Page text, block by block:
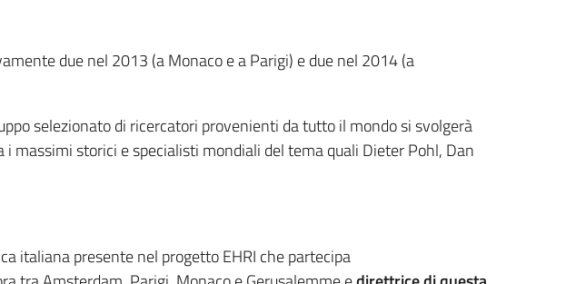
due nel 2013 (a Monaco e a Parigi) e due nel 2014 (a
selezionato di ricercatori provenienti da tutto il mondo si svolgerà
i massimi storici e specialisti mondiali del tema quali Dieter Pohl, Dan
italiana presente nel progetto EHRI che partecipa